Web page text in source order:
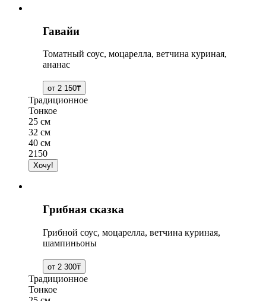
Гавайи
Томатный соус, моцарелла, ветчина куриная,
ананас
Традиционное
Тонкое
25 см
32 см
40 см
2150
Грибная сказка
Грибной соус, моцарелла, ветчина куриная,
шампиньоны
Традиционное
Тонкое